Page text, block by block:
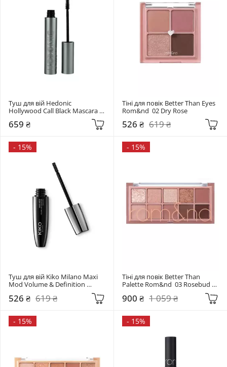
Туш для вій Hedonic
Hollywood Call Black Mascara
659 ₴
Тіні для повік Better Than Eyes
Rom&nd  02 Dry Rose
526 ₴ 619 ₴
- 15%
Туш для вій Kiko Milano Maxi
Mod Volume & Definition
526 ₴ 619 ₴
- 15%
Тіні для повік Better Than
Palette Rom&nd  03 Rosebud
900 ₴ 1 059 ₴
- 15% - 15%